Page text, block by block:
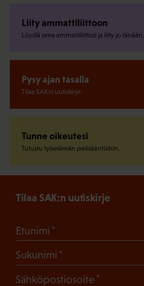
Liity ammattiliittoon
Löydä oma ammattiliittosi ja liity jo tänään.
Pysy ajan tasalla
Tilaa SAK:n uutiskirje.
Tunne oikeutesi
Tutustu työelämän pelisääntöihin.
Tilaa SAK:n uutiskirje
Etunimi
Sukunimi
Sähköpostiosoite